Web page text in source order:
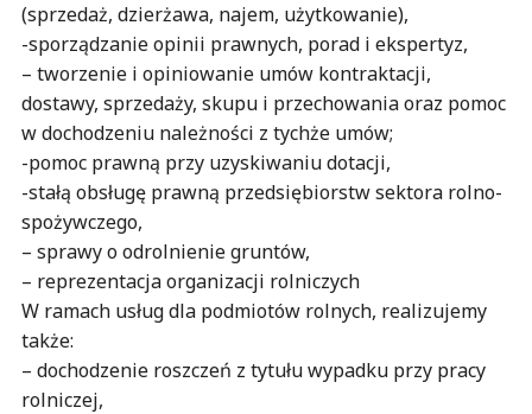
(sprzedaż, dzierżawa, najem, użytkowanie),
-sporządzanie opinii prawnych, porad i ekspertyz,
– tworzenie i opiniowanie umów kontraktacji,
dostawy, sprzedaży, skupu i przechowania oraz pomoc
w dochodzeniu należności z tychże umów;
-pomoc prawną przy uzyskiwaniu dotacji,
-stałą obsługę prawną przedsiębiorstw sektora rolno-
spożywczego,
– sprawy o odrolnienie gruntów,
– reprezentacja organizacji rolniczych
W ramach usług dla podmiotów rolnych, realizujemy
także:
– dochodzenie roszczeń z tytułu wypadku przy pracy
rolniczej,